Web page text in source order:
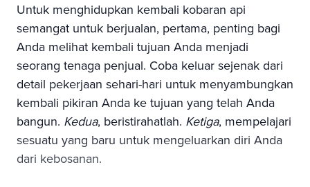
Untuk menghidupkan kembali kobaran api
semangat untuk berjualan, pertama, penting bagi
Anda melihat kembali tujuan Anda menjadi
seorang tenaga penjual. Coba keluar sejenak dari
detail pekerjaan sehari-hari untuk menyambungkan
kembali pikiran Anda ke tujuan yang telah Anda
bangun. Kedua, beristirahatlah. Ketiga, mempelajari
sesuatu yang baru untuk mengeluarkan diri Anda
dari kebosanan.